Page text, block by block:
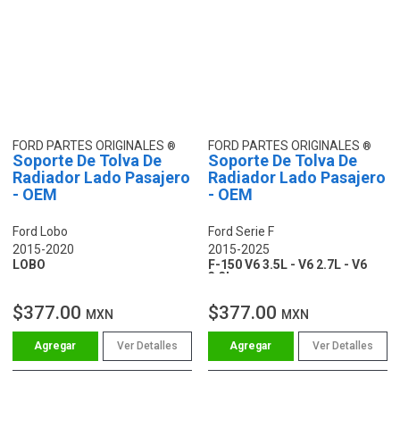
FORD PARTES ORIGINALES
Soporte De Tolva De
Radiador Lado Pasajero
- OEM
Ford Lobo
2015-2020
LOBO
$377.00 MXN
Ver Detalles
FORD PARTES ORIGINALES
Soporte De Tolva De
Radiador Lado Pasajero
- OEM
Ford Serie F
2015-2025
F-150 V6 3.5L - V6 2.7L - V6
3.3L
$377.00 MXN
Ver Detalles